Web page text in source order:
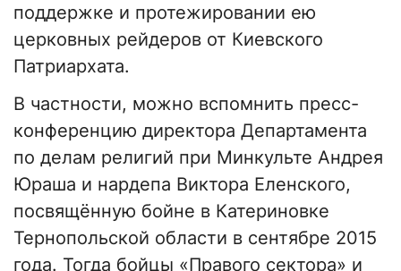
поддержке и протежировании ею
церковных рейдеров от Киевского
Патриархата.
В частности, можно вспомнить пресс-
конференцию директора Департамента
по делам религий при Минкульте Андрея
Юраша и нардепа Виктора Еленского,
посвящённую бойне в Катериновке
Тернопольской области в сентябре 2015
года. Тогда бойцы «Правого сектора» и